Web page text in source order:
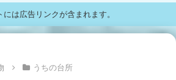
には広告リンクが含まれます。
うちの台所